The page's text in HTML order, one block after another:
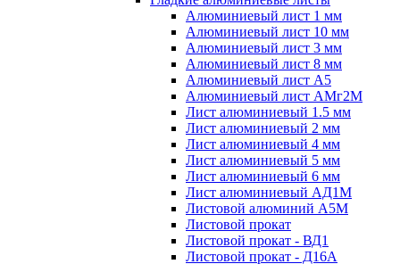
Алюминиевый лист 1 мм
Алюминиевый лист 10 мм
Алюминиевый лист 3 мм
Алюминиевый лист 8 мм
Алюминиевый лист А5
Алюминиевый лист АМг2М
Лист алюминиевый 1.5 мм
Лист алюминиевый 2 мм
Лист алюминиевый 4 мм
Лист алюминиевый 5 мм
Лист алюминиевый 6 мм
Лист алюминиевый АД1М
Листовой алюминий А5М
Листовой прокат
Листовой прокат - ВД1
Листовой прокат - Д16А